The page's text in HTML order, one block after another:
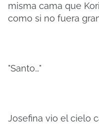
misma cama que
como si no fuera
"Santo…"
Josefina vio el cielo